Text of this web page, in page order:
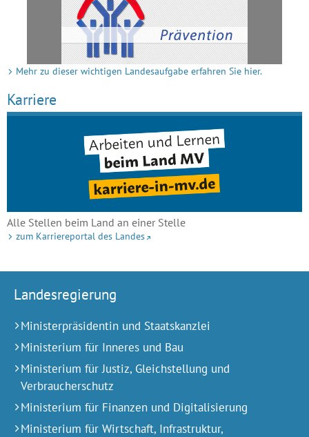
Mehr zu dieser wichtigen Landesaufgabe erfahren Sie hier.
Karriere
Alle Stellen beim Land an einer Stelle
zum Karriereportal des Landes
Landesregierung
Ministerpräsidentin und Staatskanzlei
Ministerium für Inneres und Bau
Ministerium für Justiz, Gleichstellung und
Verbraucherschutz
Ministerium für Finanzen und Digitalisierung
Ministerium für Wirtschaft, Infrastruktur,